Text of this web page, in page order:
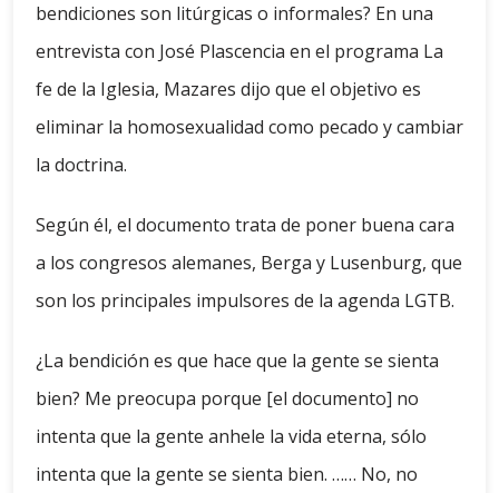
bendiciones son litúrgicas o informales? En una
entrevista con José Plascencia en el programa La
fe de la Iglesia, Mazares dijo que el objetivo es
eliminar la homosexualidad como pecado y cambiar
la doctrina.
Según él, el documento trata de poner buena cara
a los congresos alemanes, Berga y Lusenburg, que
son los principales impulsores de la agenda LGTB.
¿La bendición es que hace que la gente se sienta
bien? Me preocupa porque [el documento] no
intenta que la gente anhele la vida eterna, sólo
intenta que la gente se sienta bien. …… No, no